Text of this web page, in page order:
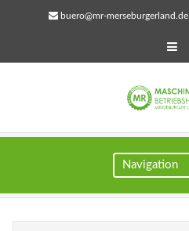
buero@mr-merseburgerland.de